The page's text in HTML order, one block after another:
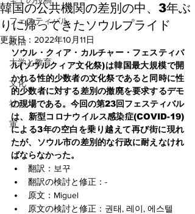
フェスティバル
政治
大学と教育
文化
社会
軍
韓国の公共機関の差別の中、3年ぶ
りに帰ってきたソウルプライド
更新日： 2022年10月11日
ソウル・クィア・カルチャー・フェスティバ
ル(ソウルクィア文化祭)は韓国最大規模で開
かれる性的少数者の文化祭であると同時に性
的少数者に対する差別の撤廃を要求するデモ
の現場である。今回の第23回フェスティバル
は、新型コロナウイルス感染症(COVID-19)
による3年の空白を乗り越えて再び街に現れ
たが、ソウル市の差別的な行政に耐えなけれ
ばならなかった。
翻訳：보꾸
翻訳の検討と修正：-
原文：Miguel
原文の検討と修正：권태, 레이, 에스텔